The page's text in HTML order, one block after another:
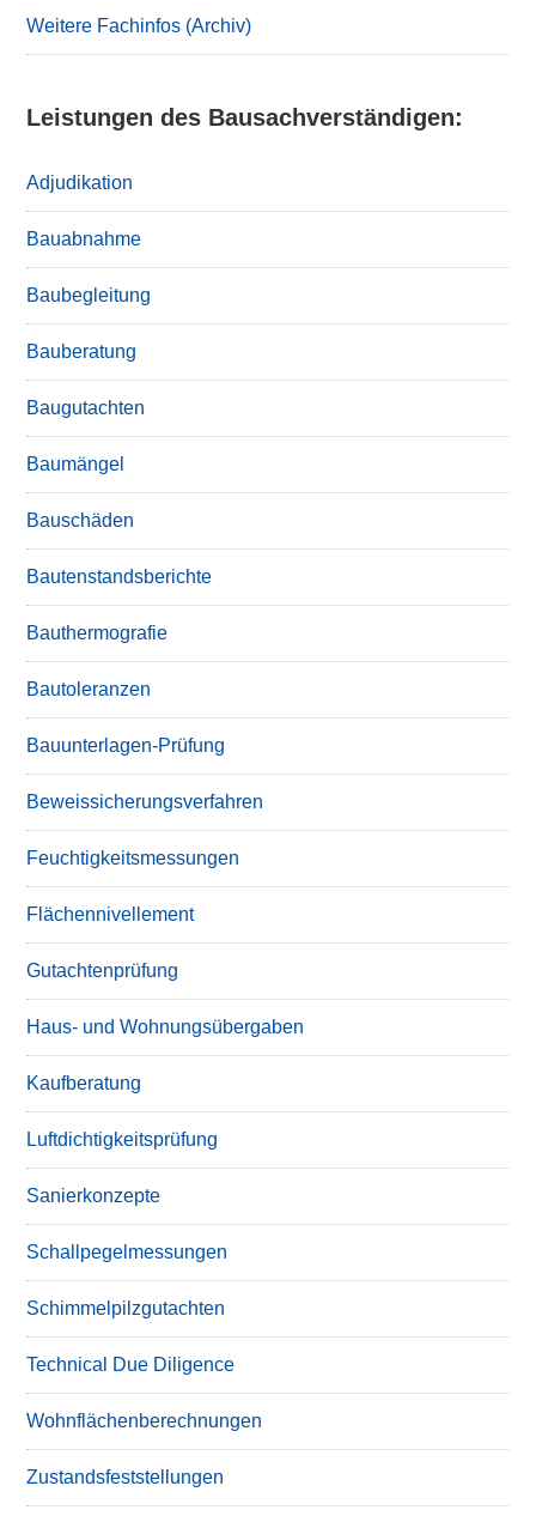
Weitere Fachinfos (Archiv)
Leistungen des Bausachverständigen:
Adjudikation
Bauabnahme
Baubegleitung
Bauberatung
Baugutachten
Baumängel
Bauschäden
Bautenstandsberichte
Bauthermografie
Bautoleranzen
Bauunterlagen-Prüfung
Beweissicherungsverfahren
Feuchtigkeitsmessungen
Flächennivellement
Gutachtenprüfung
Haus- und Wohnungsübergaben
Kaufberatung
Luftdichtigkeitsprüfung
Sanierkonzepte
Schallpegelmessungen
Schimmelpilzgutachten
Technical Due Diligence
Wohnflächenberechnungen
Zustandsfeststellungen